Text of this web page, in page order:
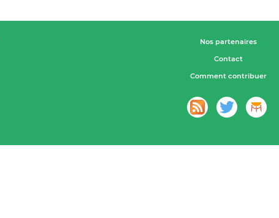
Nos partenaires
Contact
Comment contribuer